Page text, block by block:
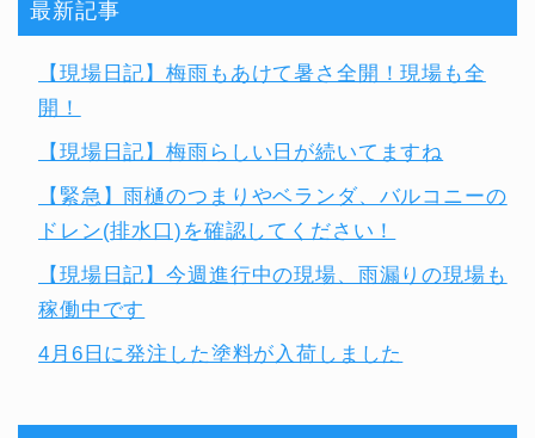
最新記事
【現場日記】梅雨もあけて暑さ全開！現場も全
開！
【現場日記】梅雨らしい日が続いてますね
【緊急】雨樋のつまりやベランダ、バルコニーの
ドレン(排水口)を確認してください！
【現場日記】今週進行中の現場、雨漏りの現場も
稼働中です
4月6日に発注した塗料が入荷しました